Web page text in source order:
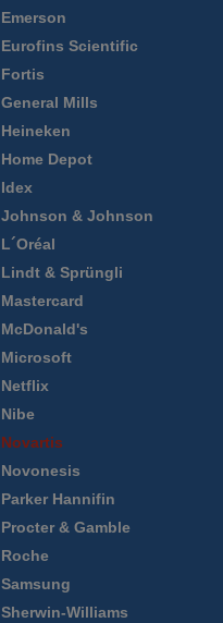
Emerson
Eurofins Scientific
Fortis
General Mills
Heineken
Home Depot
Idex
Johnson & Johnson
L´Oréal
Lindt & Sprüngli
Mastercard
McDonald's
Microsoft
Netflix
Nibe
Novartis
Novonesis
Parker Hannifin
Procter & Gamble
Roche
Samsung
Sherwin-Williams